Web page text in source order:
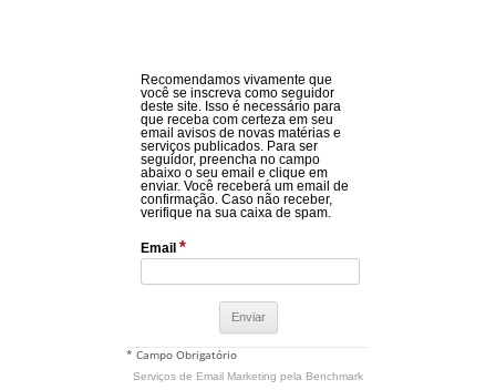
Recomendamos vivamente que
você se inscreva como seguidor
deste site. Isso é necessário para
que receba com certeza em seu
email avisos de novas matérias e
serviços publicados. Para ser
seguidor, preencha no campo
abaixo o seu email e clique em
enviar. Você receberá um email de
confirmação. Caso não receber,
verifique na sua caixa de spam.
Email *
* Campo Obrigatório
Serviços de Email Marketing pela Benchmark